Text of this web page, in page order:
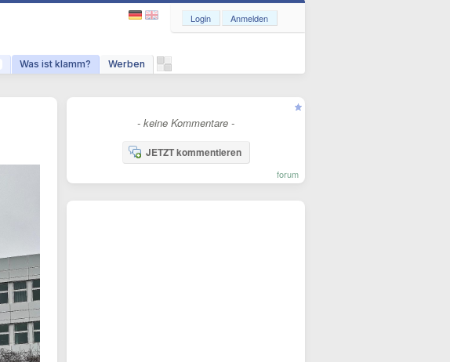
Was ist klamm? Werben
Login Anmelden
- keine Kommentare -
JETZT kommentieren
forum